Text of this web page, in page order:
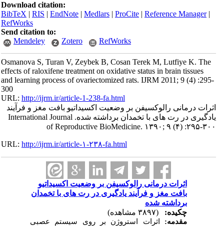
Download citation:
BibTeX|RIS|EndNote|Medlars|ProCite|Reference Manager
RefWorks
Send citation to:
Mendeley
Zotero RefWorks
Osmanova S, Turan V, Zeybek B, Cosan Terek M, Lutfiye K. The
effects of raloxifene treatment on oxidative status in brain tissues
and learning process of ovariectomized rats. IJRM 2011; 9 (4) :295-
300
URL:http://ijrm.ir/article-1-238-fa.html
اثرات درمانی رالوکسیفن بر وضعیت اکسیداتیو بافت مغز و فرآیند
یادگیری در رت های با تخمدان برداشته شده. International Journal
of Reproductive BioMedicine. ۱۳۹۰; ۹ (۴) :۲۹۵-۳۰۰
URL:http://ijrm.ir/article-۱-۲۳۸-fa.html
اثرات درمانی رالوکسیفن بر وضعیت اکسیداتیو
بافت مغز و فرآیند یادگیری در رت های با تخمدان
برداشته شده
چکیده:
مقدمه:اثرات استروژن بر روی سیستم عصبی